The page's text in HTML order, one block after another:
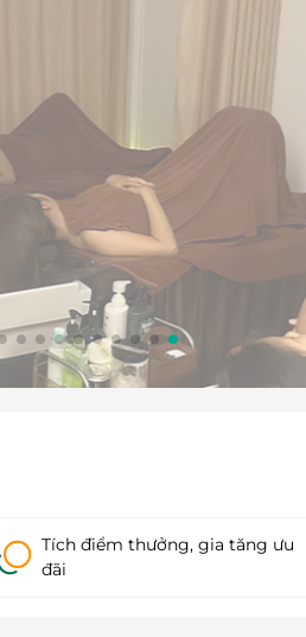
Tích điểm thưởng, gia tăng ưu
đãi